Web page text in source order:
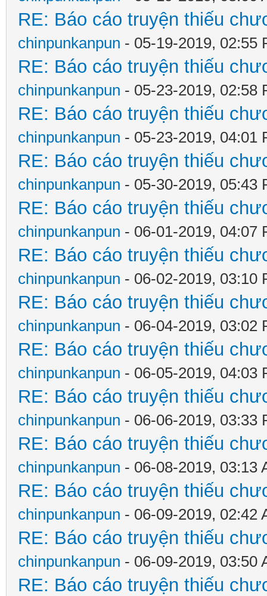
RE: Báo cáo truyện thiếu
chinpunkanpun - 05-19-2019, 02:55
RE: Báo cáo truyện thiếu
chinpunkanpun - 05-23-2019, 02:58
RE: Báo cáo truyện thiếu
chinpunkanpun - 05-23-2019, 04:01
RE: Báo cáo truyện thiếu
chinpunkanpun - 05-30-2019, 05:43
RE: Báo cáo truyện thiếu
chinpunkanpun - 06-01-2019, 04:07
RE: Báo cáo truyện thiếu
chinpunkanpun - 06-02-2019, 03:10
RE: Báo cáo truyện thiếu
chinpunkanpun - 06-04-2019, 03:02
RE: Báo cáo truyện thiếu
chinpunkanpun - 06-05-2019, 04:03
RE: Báo cáo truyện thiếu
chinpunkanpun - 06-06-2019, 03:33
RE: Báo cáo truyện thiếu
chinpunkanpun - 06-08-2019, 03:13
RE: Báo cáo truyện thiếu
chinpunkanpun - 06-09-2019, 02:42
RE: Báo cáo truyện thiếu
chinpunkanpun - 06-09-2019, 03:50
RE: Báo cáo truyện thiếu